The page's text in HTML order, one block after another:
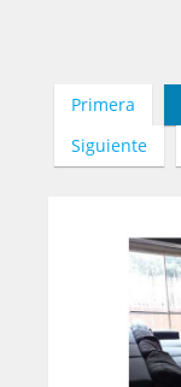
Primera
Siguiente